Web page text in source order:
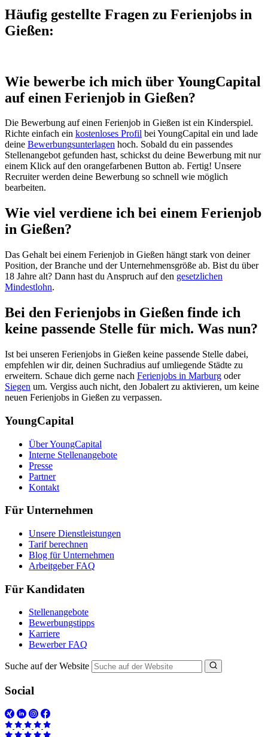
Häufig gestellte Fragen zu Ferienjobs in
Gießen:
Wie bewerbe ich mich über YoungCapital
auf einen Ferienjob in Gießen?
Die Bewerbung auf einen Ferienjob in Gießen ist ein Kinderspiel.
Richte einfach ein kostenloses Profil bei YoungCapital ein und lade
deine Bewerbungsunterlagen hoch. Sobald du ein passendes
Stellenangebot gefunden hast, schickst du deine Bewerbung mit nur
einem Klick auf den orangefarbenen Button ab. Fertig! Unsere
Recruiter werden deine Bewerbung so schnell wie möglich
bearbeiten.
Wie viel verdiene ich bei einem Ferienjob
in Gießen?
Das Gehalt bei einem Ferienjob in Gießen hängt stark von deiner
Position, der Branche und der Unternehmensgröße ab. Bist du über
18 Jahre alt? Dann hast du Anspruch auf den gesetzlichen
Mindestlohn.
Bei den Ferienjobs in Gießen finde ich
keine passende Stelle für mich. Was nun?
Ist bei unseren Ferienjobs in Gießen keine passende Stelle dabei,
empfehlen wir dir, deinen Suchradius auf umliegende Städte zu
erweitern. Schaue dich gerne nach Ferienjobs in Marburg oder
Siegen um. Vergiss auch nicht, den Jobalert zu aktivieren, um keine
neuen Ferienjobs in Gießen zu verpassen.
YoungCapital
Über YoungCapital
Interne Stellenangebote
Presse
Partner
Kontakt
Für Unternehmen
Unsere Dienstleistungen
Tarif berechnen
Blog für Unternehmen
Arbeitgeber FAQ
Für Kandidaten
Stellenangebote
Bewerbungstipps
Karriere
Bewerber FAQ
Suche auf der Website
Social